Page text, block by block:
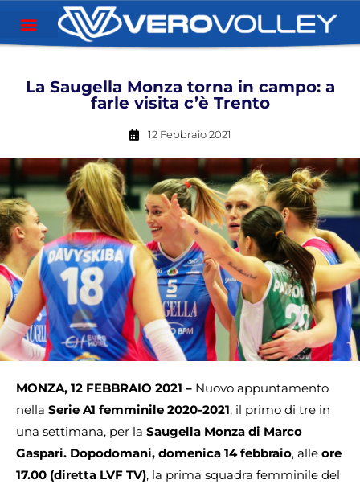
La Saugella Monza torna in campo: a
farle visita c’è Trento
12 Febbraio 2021
MONZA, 12 FEBBRAIO 2021 – Nuovo appuntamento
nella Serie A1 femminile 2020-2021, il primo di tre in
una settimana, per la Saugella Monza di Marco
Gaspari. Dopodomani, domenica 14 febbraio, alle ore
17.00 (diretta LVF TV), la prima squadra femminile del